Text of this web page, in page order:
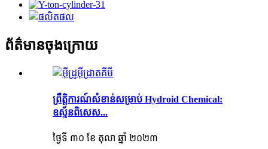
ព័ត៌មានចុងក្រោយ
ព្រឹត្តិការណ៍សំខាន់សម្រាប់ Hydroid Chemical:
ឧស្ម័នពិសេស...
ថ្ងៃទី ៣០ ខែ តុលា ឆ្នាំ ២០២៣